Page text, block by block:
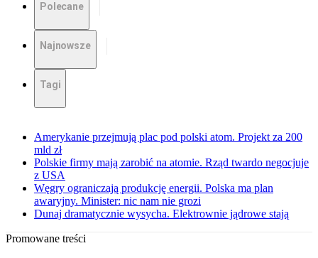
Polecane
Najnowsze
Tagi
Amerykanie przejmują plac pod polski atom. Projekt za 200
mld zł
Polskie firmy mają zarobić na atomie. Rząd twardo negocjuje
z USA
Węgry ograniczają produkcję energii. Polska ma plan
awaryjny. Minister: nic nam nie grozi
Dunaj dramatycznie wysycha. Elektrownie jądrowe stają
Promowane treści